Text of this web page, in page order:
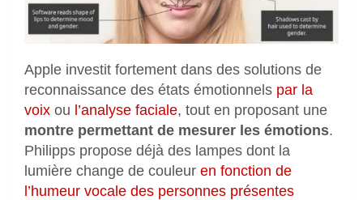
Apple investit fortement dans des solutions de
reconnaissance des états émotionnels par la
voix ou l’analyse faciale, tout en proposant une
montre permettant de mesurer les émotions.
Philipps propose déjà des lampes dont la
lumière change de couleur en fonction de
l’humeur vocale des personnes présentes